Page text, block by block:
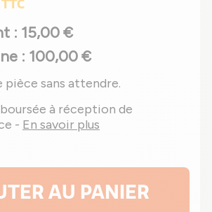
TTC
: 15,00 €
: 100,00 €
pièce sans attendre.
à réception de
- En savoir plus
AU PANIER